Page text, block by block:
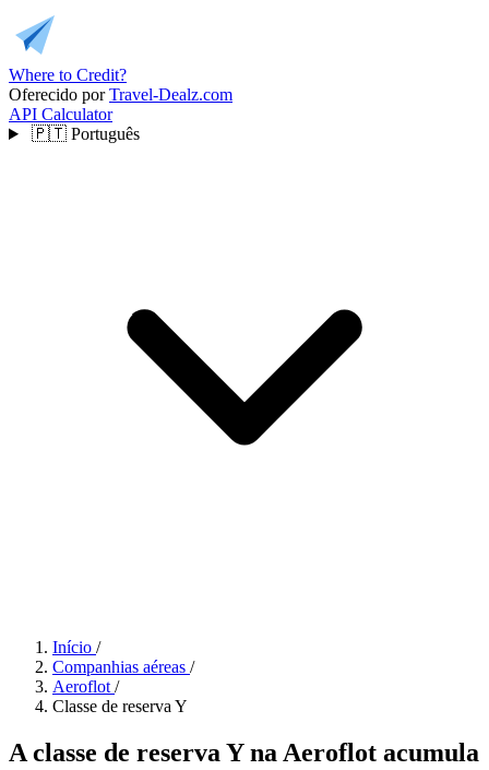
Where to Credit?
Oferecido por Travel-Dealz.com
API Calculator
🇵🇹 Português
Início /
Companhias aéreas /
Aeroflot /
Classe de reserva Y
A classe de reserva Y na Aeroflot acumula